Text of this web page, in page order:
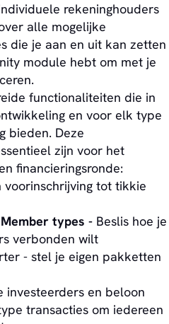
rekeninghouders
alle mogelijke
die je aan en uit kan zetten
module hebt om met je
functionaliteiten die in
en voor elk type
bieden. Deze
zijn voor het
financieringsronde:
voorinschrijving tot tikkie
types - Beslis hoe je
verbonden wilt
- stel je eigen pakketten
investeerders en beloon
transacties om iedereen